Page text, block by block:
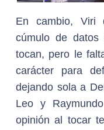
En cambio, Viri
cúmulo de
tocan, pero le
carácter para
dejando sola a
Leo y
opinión al tocar